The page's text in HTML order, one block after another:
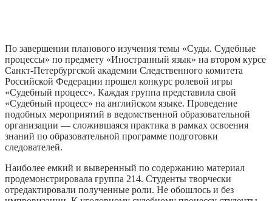
По завершении планового изучения темы «Суды. Судебные
процессы» по предмету «Иностранный язык» на втором курсе
Санкт-Петербургской академии Следственного комитета
Российской Федерации прошел конкурс ролевой игры
«Судебный процесс». Каждая группа представила свой
«Судебный процесс» на английском языке. Проведение
подобных мероприятий в ведомственной образовательной
организации — сложившаяся практика в рамках освоения
знаний по образовательной программе подготовки
следователей.
Наиболее емкий и выверенный по содержанию материал
продемонстрировала группа 214. Студенты творчески
отредактировали полученные роли. Не обошлось и без